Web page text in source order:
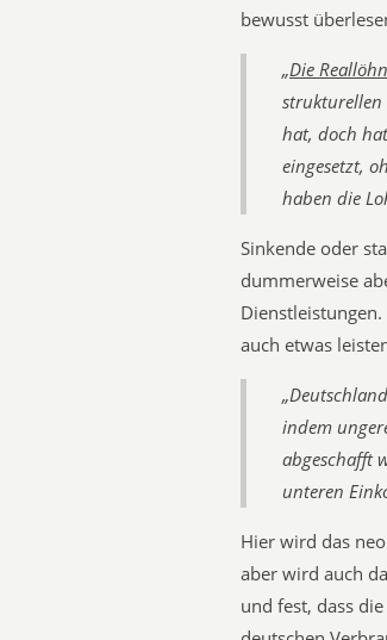
bewusst
„Die
strukturellen
hat, doch
eingesetzt,
haben die
Sinkende oder
dummerweise
auch etwas
indem
abgeschafft
unteren
Hier wird das
aber wird auch
und fest, dass